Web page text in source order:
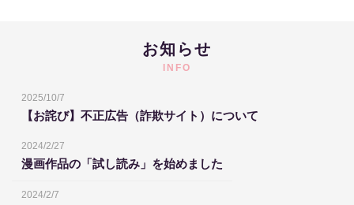
お知らせ
INFO
2025/10/7
【お詫び】不正広告（詐欺サイト）について
2024/2/27
漫画作品の「試し読み」を始めました
2024/2/7